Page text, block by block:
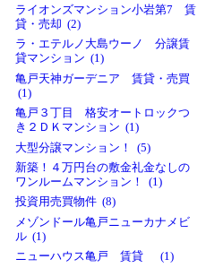
ライオンズマンション小岩第7 賃
貸・売却 (2)
ラ・エテルノ大島ウーノ 分譲賃
貸マンション (1)
亀戸天神ガーデニア 賃貸・売買
(1)
亀戸３丁目 格安オートロックつ
き２ＤＫマンション (1)
大型分譲マンション！ (5)
新築！４万円台の敷金礼金なしの
ワンルームマンション！ (1)
投資用売買物件 (8)
メゾンドール亀戸ニューカナメビ
ル (1)
ニューハウス亀戸 賃貸 (1)